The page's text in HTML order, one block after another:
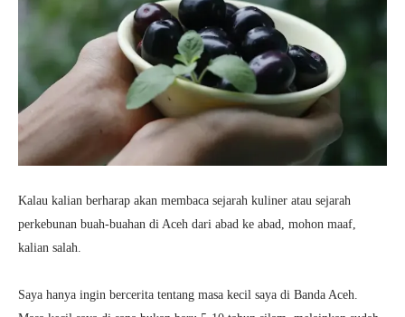
Kalau kalian berharap akan membaca sejarah kuliner atau sejarah
perkebunan buah-buahan di Aceh dari abad ke abad, mohon maaf,
kalian salah.
Saya hanya ingin bercerita tentang masa kecil saya di Banda Aceh.